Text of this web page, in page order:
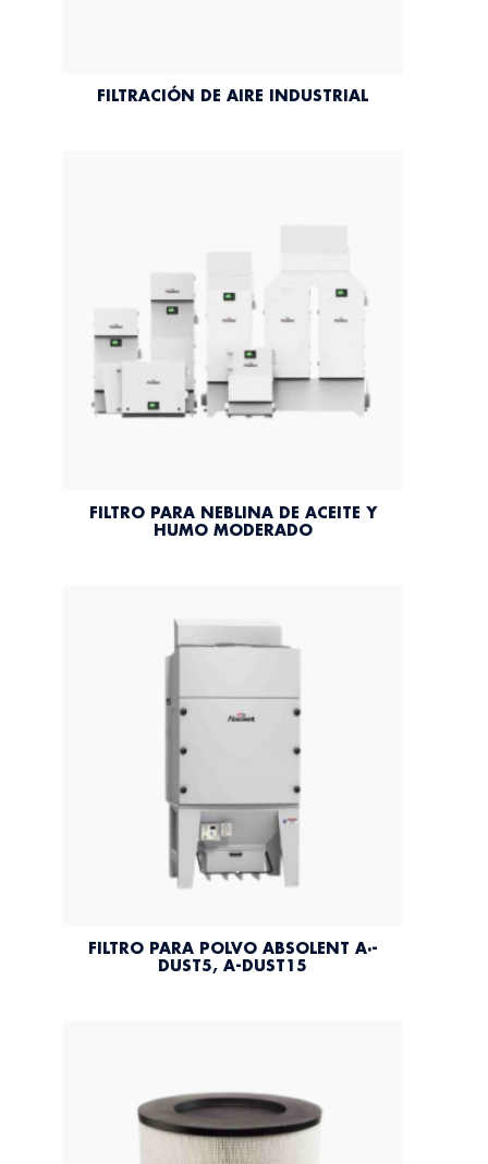
FILTRACIÓN DE AIRE INDUSTRIAL
FILTRO PARA NEBLINA DE ACEITE Y
HUMO MODERADO
FILTRO PARA POLVO ABSOLENT A·-
DUST5, A-DUST15